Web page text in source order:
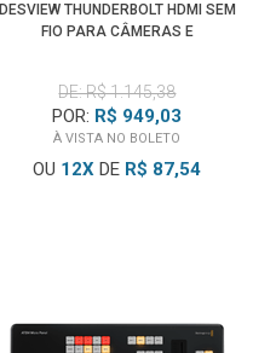
DESVIEW THUNDERBOLT HDMI SEM
FIO PARA CÂMERAS E
DE: R$ 1.145,38
POR: R$ 949,03
À VISTA NO BOLETO
OU 12X DE R$ 87,54